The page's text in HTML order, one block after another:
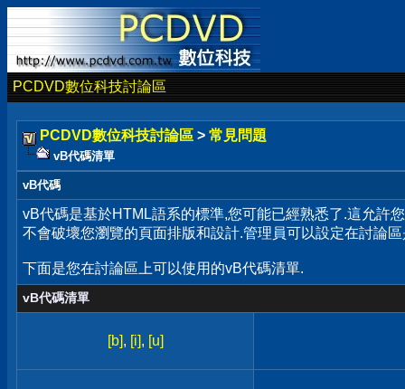
PCDVD數位科技討論區
PCDVD數位科技討論區 > 常見問題
vB代碼清單
vB代碼
vB代碼是基於HTML語系的標準,您可能已經熟悉了.這允許
不會破壞您瀏覽的頁面排版和設計.管理員可以設定在討論
下面是您在討論區上可以使用的vB代碼清單.
vB代碼清單
[b], [i], [u]